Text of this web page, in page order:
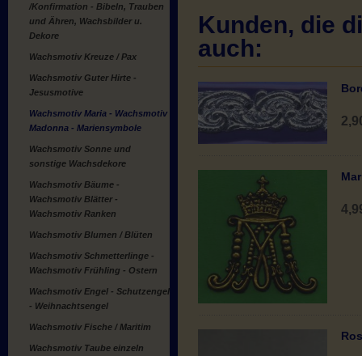
/Konfirmation - Bibeln, Trauben
und Ähren, Wachsbilder u.
Dekore
Wachsmotiv Kreuze / Pax
Wachsmotiv Guter Hirte -
Jesusmotive
Wachsmotiv Maria - Wachsmotiv
Madonna - Mariensymbole
Wachsmotiv Sonne und
sonstige Wachsdekore
Wachsmotiv Bäume -
Wachsmotiv Blätter -
Wachsmotiv Ranken
Wachsmotiv Blumen / Blüten
Wachsmotiv Schmetterlinge -
Wachsmotiv Frühling - Ostern
Wachsmotiv Engel - Schutzengel
- Weihnachtsengel
Wachsmotiv Fische / Maritim
Wachsmotiv Taube einzeln
Kunden, die
auch: